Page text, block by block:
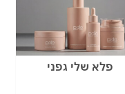
פלא שלי גפני